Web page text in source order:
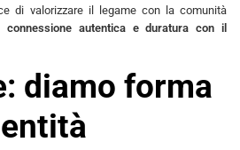
di valorizzare il legame con la comunità
connessione autentica e duratura con il
diamo forma